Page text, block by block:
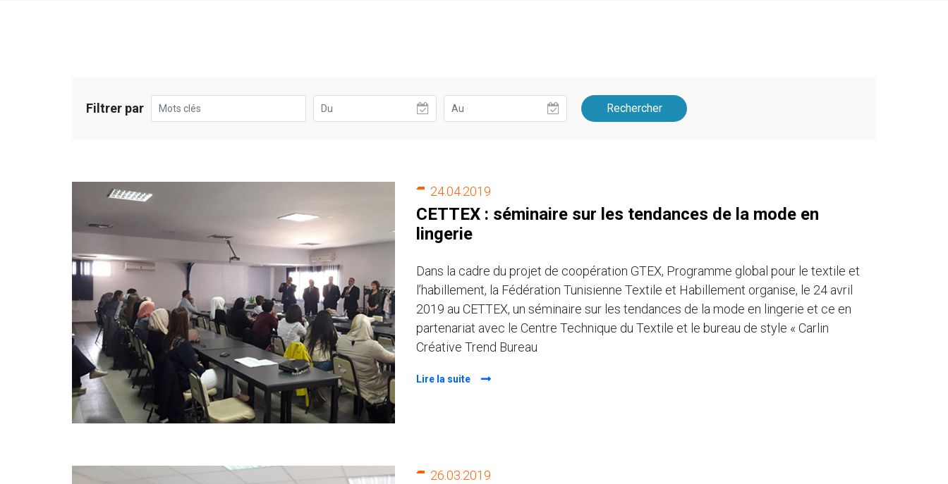
Filtrer par Rechercher
24.04.2019
CETTEX : séminaire sur les tendances de la mode en
lingerie
Dans la cadre du projet de coopération GTEX, Programme global pour le textile et
l’habillement, la Fédération Tunisienne Textile et Habillement organise, le 24 avril
2019 au CETTEX, un séminaire sur les tendances de la mode en lingerie et ce en
partenariat avec le Centre Technique du Textile et le bureau de style « Carlin
Créative Trend Bureau
Lire la suite
26.03.2019